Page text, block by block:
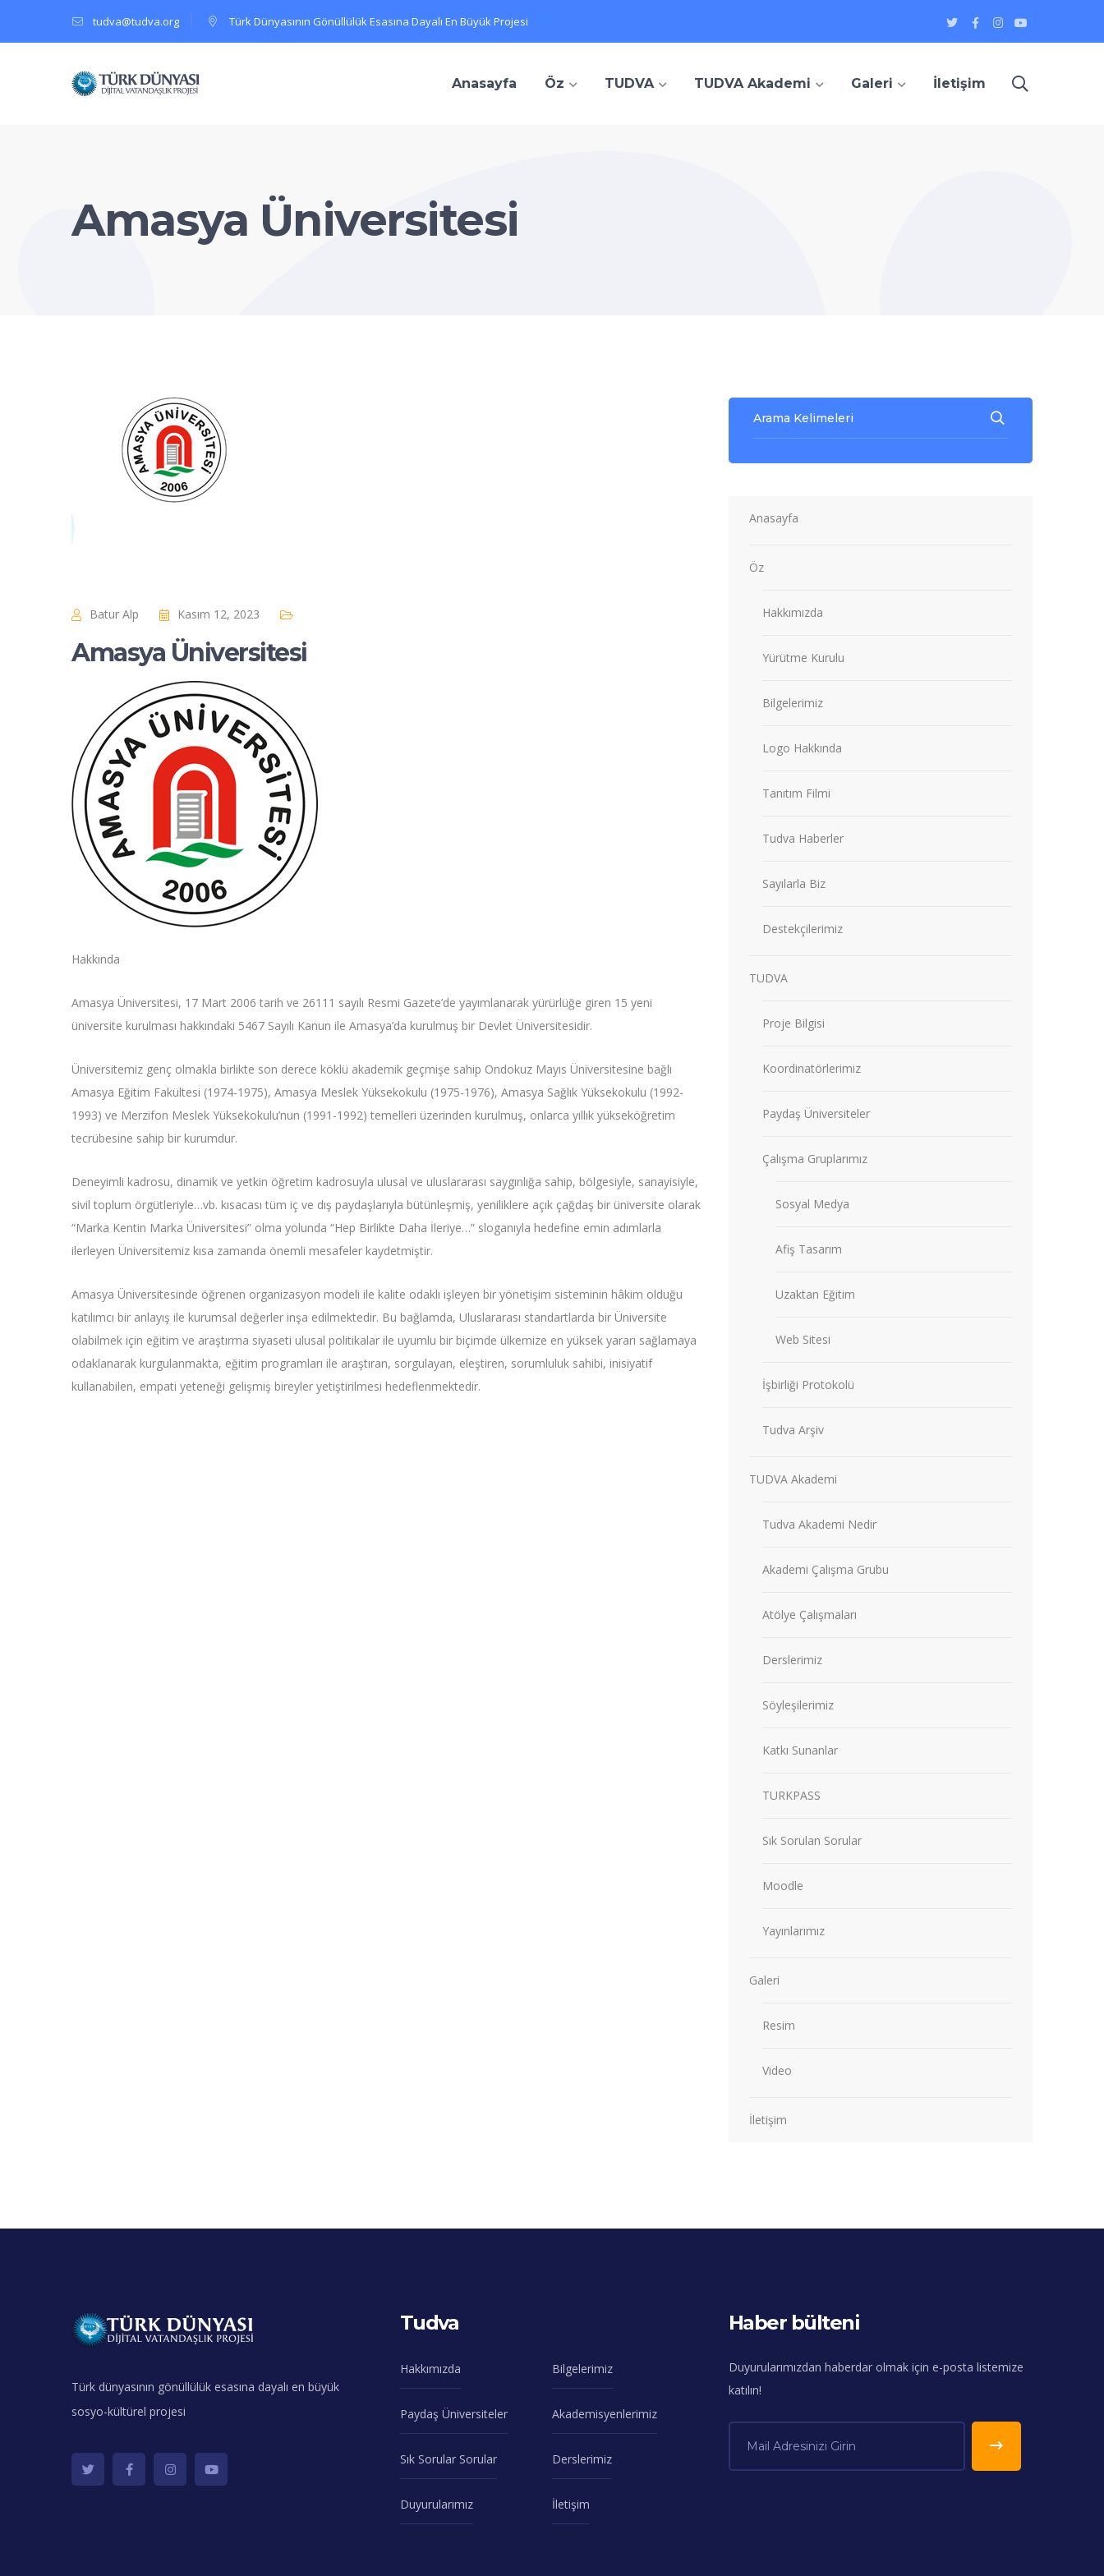
tudva@tudva.org Türk Dünyasının Gönüllülük Esasına Dayalı En Büyük Projesi
heyecan
Profil
Facebook
Profil
instagram
ProfilProfil
Anasayfa Öz TUDVA TUDVA Akademi Galeri İletişim
Amasya Üniversitesi
Batur Alp Kasım 12, 2023
Amasya Üniversitesi
Hakkında
Amasya Üniversitesi, 17 Mart 2006 tarih ve 26111 sayılı Resmi Gazete’de yayımlanarak yürürlüğe giren 15 yeni
üniversite kurulması hakkındaki 5467 Sayılı Kanun ile Amasya’da kurulmuş bir Devlet Üniversitesidir.
Üniversitemiz genç olmakla birlikte son derece köklü akademik geçmişe sahip Ondokuz Mayıs Üniversitesine bağlı
Amasya Eğitim Fakültesi (1974-1975), Amasya Meslek Yüksekokulu (1975-1976), Amasya Sağlık Yüksekokulu (1992-
1993) ve Merzifon Meslek Yüksekokulu’nun (1991-1992) temelleri üzerinden kurulmuş, onlarca yıllık yükseköğretim
tecrübesine sahip bir kurumdur.
Deneyimli kadrosu, dinamik ve yetkin öğretim kadrosuyla ulusal ve uluslararası saygınlığa sahip, bölgesiyle, sanayisiyle,
sivil toplum örgütleriyle…vb. kısacası tüm iç ve dış paydaşlarıyla bütünleşmiş, yeniliklere açık çağdaş bir üniversite olarak
“Marka Kentin Marka Üniversitesi” olma yolunda “Hep Birlikte Daha İleriye…” sloganıyla hedefine emin adımlarla
ilerleyen Üniversitemiz kısa zamanda önemli mesafeler kaydetmiştir.
Amasya Üniversitesinde öğrenen organizasyon modeli ile kalite odaklı işleyen bir yönetişim sisteminin hâkim olduğu
katılımcı bir anlayış ile kurumsal değerler inşa edilmektedir. Bu bağlamda, Uluslararası standartlarda bir Üniversite
olabilmek için eğitim ve araştırma siyaseti ulusal politikalar ile uyumlu bir biçimde ülkemize en yüksek yararı sağlamaya
odaklanarak kurgulanmakta, eğitim programları ile araştıran, sorgulayan, eleştiren, sorumluluk sahibi, inisiyatif
kullanabilen, empati yeteneği gelişmiş bireyler yetiştirilmesi hedeflenmektedir.
Anasayfa
Öz
Hakkımızda
Yürütme Kurulu
Bilgelerimiz
Logo Hakkında
Tanıtım Filmi
Tudva Haberler
Sayılarla Biz
Destekçilerimiz
TUDVA
Proje Bilgisi
Koordinatörlerimiz
Paydaş Üniversiteler
Çalışma Gruplarımız
Sosyal Medya
Afiş Tasarım
Uzaktan Eğitim
Web Sitesi
İşbirliği Protokolü
Tudva Arşiv
TUDVA Akademi
Tudva Akademi Nedir
Akademi Çalışma Grubu
Atölye Çalışmaları
Derslerimiz
Söyleşilerimiz
Katkı Sunanlar
TURKPASS
Sık Sorulan Sorular
Moodle
Yayınlarımız
Galeri
Resim
Video
İletişim
Türk dünyasının gönüllülük esasına dayalı en büyük
sosyo-kültürel projesi
Tudva
Hakkımızda Bilgelerimiz
Paydaş Üniversiteler Akademisyenlerimiz
Sık Sorular Sorular Derslerimiz
Duyurularımız İletişim
Haber bülteni
Duyurularımızdan haberdar olmak için e-posta listemize
katılın!